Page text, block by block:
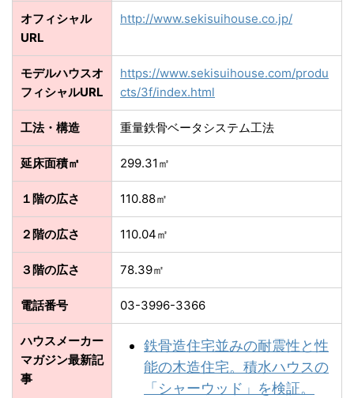
オフィシャル
URL
http://www.sekisuihouse.co.jp/
モデルハウスオ
フィシャルURL
https://www.sekisuihouse.com/produ
cts/3f/index.html
工法・構造 重量鉄骨ベータシステム工法
延床面積㎡ 299.31㎡
１階の広さ 110.88㎡
２階の広さ 110.04㎡
３階の広さ 78.39㎡
電話番号 03-3996-3366
ハウスメーカー
マガジン最新記
事
鉄骨造住宅並みの耐震性と性
能の木造住宅。積水ハウスの
「シャーウッド」を検証。